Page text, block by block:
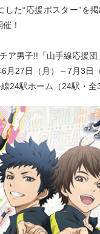
した“応援ポスター”を
！
ア男子!!「山手線応援団
月27日（月）～7月3日（
24駅ホーム（24駅・全